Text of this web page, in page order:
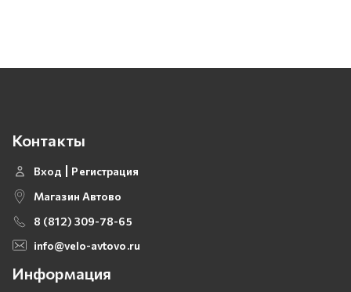
Контакты
Вход
Регистрация
Магазин Автово
8 (812) 309-78-65
info@velo-avtovo.ru
Информация